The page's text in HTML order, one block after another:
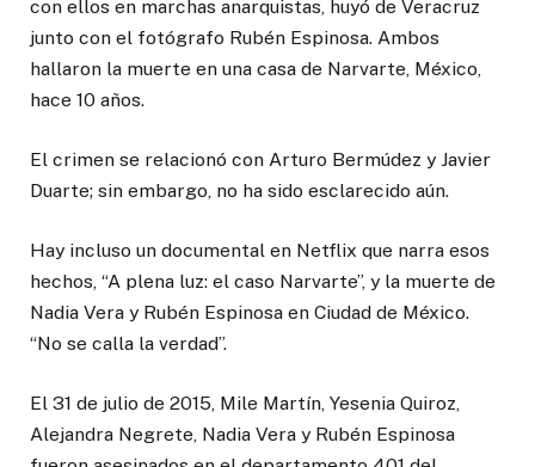
con ellos en marchas anarquistas, huyó de Veracruz
junto con el fotógrafo Rubén Espinosa. Ambos
hallaron la muerte en una casa de Narvarte, México,
hace 10 años.
El crimen se relacionó con Arturo Bermúdez y Javier
Duarte; sin embargo, no ha sido esclarecido aún.
Hay incluso un documental en Netflix que narra esos
hechos, “A plena luz: el caso Narvarte”, y la muerte de
Nadia Vera y Rubén Espinosa en Ciudad de México.
“No se calla la verdad”.
El 31 de julio de 2015, Mile Martín, Yesenia Quiroz,
Alejandra Negrete, Nadia Vera y Rubén Espinosa